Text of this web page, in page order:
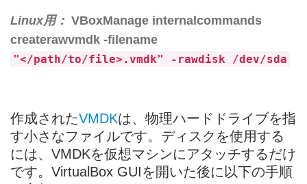
Linux用： VBoxManage internalcommands
createrawvmdk -filename
"</path/to/file>.vmdk" -rawdisk /dev/sda
作成されたVMDKは、物理ハードドライブを指
す小さなファイルです。ディスクを使用する
には、VMDKを仮想マシンにアタッチするだけ
です。VirtualBox GUIを開いた後に以下の手順